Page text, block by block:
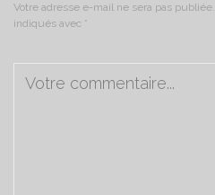
Votre adresse e-mail ne sera pas publiée.
indiqués avec *